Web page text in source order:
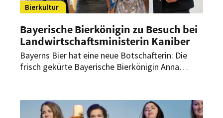
Bierkultur
Bayerische Bierkönigin zu Besuch bei
Landwirtschaftsministerin Kaniber
Bayerns Bier hat eine neue Botschafterin: Die
frisch gekürte Bayerische Bierkönigin Anna
Michaela Kaniber.